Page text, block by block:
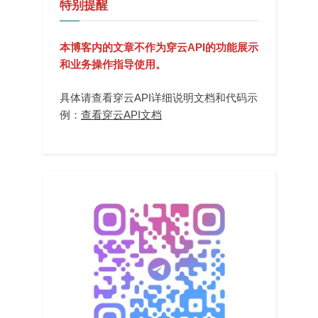
特别提醒
本博客内的文章不作为穿云API的功能展示
和业务操作指导使用。
具体请查看穿云API详细说明文档和代码示
例： 查看穿云API文档